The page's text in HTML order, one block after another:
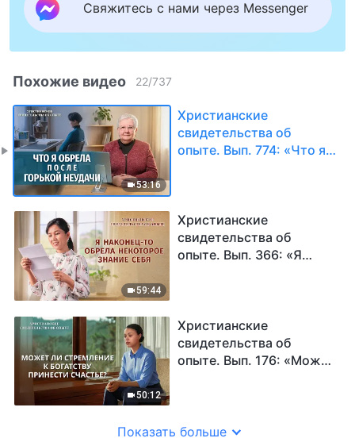
Свяжитесь с нами через Messenger
Похожие видео 22/737
53:16
Христианские
свидетельства об
опыте. Вып. 774: «Что я
59:44
Христианские
свидетельства об
опыте. Вып. 366: «Я
50:12
Христианские
свидетельства об
опыте. Вып. 176: «Может
Показать больше